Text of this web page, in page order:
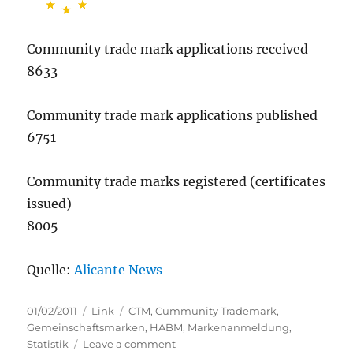
Community trade mark applications received
8633
Community trade mark applications published
6751
Community trade marks registered (certificates
issued)
8005
Quelle:Alicante News
Posted
on
01/02/2011 Categories
Link Tags
CTM,Cummunity Trademark,
Gemeinschaftsmarken, HABM, Markenanmeldung,
Statistik
Leave a commenton